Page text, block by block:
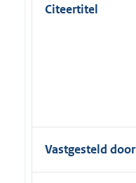
Citeertitel
Vastgesteld door